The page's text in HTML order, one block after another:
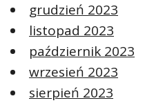
grudzień 2023
listopad 2023
październik 2023
wrzesień 2023
sierpień 2023